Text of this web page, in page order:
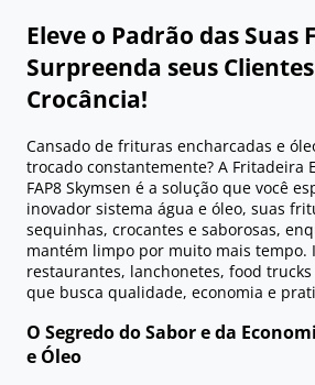
Eleve o Padrão das Suas
Surpreenda seus
Crocância!
Cansado de frituras encharcadas e
trocado constantemente? A Fritadeira
FAP8 Skymsen é a solução que você
inovador sistema água e óleo, suas
sequinhas, crocantes e saborosas,
mantém limpo por muito mais tempo.
restaurantes, lanchonetes, food
que busca qualidade, economia e
O Segredo do Sabor e da
e Óleo